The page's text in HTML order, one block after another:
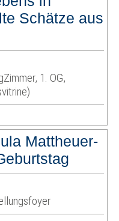
Schätze aus
1. OG,
Mattheuer-